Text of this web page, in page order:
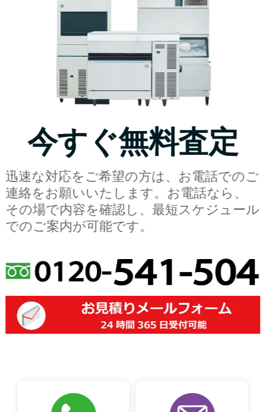
今すぐ無料査定
迅速な対応をご希望の方は、お電話でのご
連絡をお願いいたします。お電話なら、
その場で内容を確認し、最短スケジュール
でのご案内が可能です。